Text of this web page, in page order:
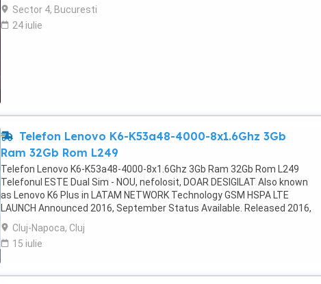
Sector 4, Bucuresti
24 iulie
Telefon Lenovo K6-K53a48-4000-8x1.6Ghz 3Gb
Ram 32Gb Rom L249
Telefon Lenovo K6-K53a48-4000-8x1.6Ghz 3Gb Ram 32Gb Rom L249
Telefonul ESTE Dual Sim - NOU, nefolosit, DOAR DESIGILAT Also known
as Lenovo K6 Plus in LATAM NETWORK Technology GSM HSPA LTE
LAUNCH Announced 2016, September Status Available. Released 2016,
December BODY Dimensions 151 x 76 x 8.4 ...
Cluj-Napoca, Cluj
15 iulie